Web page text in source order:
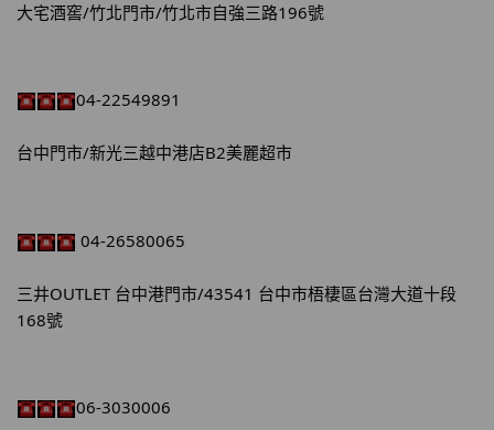
大宅酒窖/竹北門市/竹北市自強三路196號
04-22549891
台中門市/新光三越中港店B2美麗超市
04-26580065
三井OUTLET 台中港門市/43541 台中市梧棲區台灣大道十段
168號
06-3030006